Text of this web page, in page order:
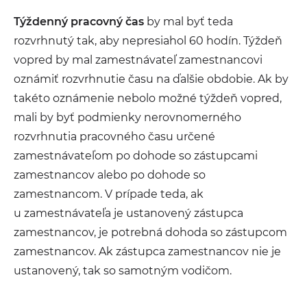
Týždenný pracovný čas by mal byť teda
rozvrhnutý tak, aby nepresiahol 60 hodín. Týždeň
vopred by mal zamestnávateľ zamestnancovi
oznámiť rozvrhnutie času na ďalšie obdobie. Ak by
takéto oznámenie nebolo možné týždeň vopred,
mali by byť podmienky nerovnomerného
rozvrhnutia pracovného času určené
zamestnávateľom po dohode so zástupcami
zamestnancov alebo po dohode so
zamestnancom. V prípade teda, ak
u zamestnávateľa je ustanovený zástupca
zamestnancov, je potrebná dohoda so zástupcom
zamestnancov. Ak zástupca zamestnancov nie je
ustanovený, tak so samotným vodičom.